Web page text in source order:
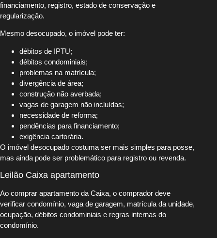
financiamento, registro, estado de conservação e
regularização.
Mesmo desocupado, o imóvel pode ter:
débitos de IPTU;
débitos condominiais;
problemas na matrícula;
divergência de área;
construção não averbada;
vagas de garagem não incluídas;
necessidade de reforma;
pendências para financiamento;
exigência cartorária.
O imóvel desocupado costuma ser mais simples para posse,
mas ainda pode ser problemático para registro ou revenda.
Leilão Caixa apartamento
Ao comprar apartamento da Caixa, o comprador deve
verificar condomínio, vaga de garagem, matrícula da unidade,
ocupação, débitos condominiais e regras internas do
condomínio.